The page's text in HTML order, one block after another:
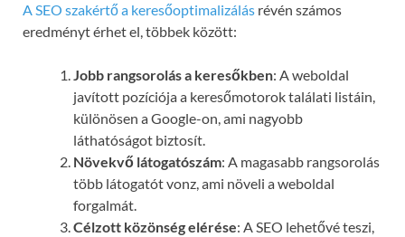
A SEO szakértő a keresőoptimalizálás révén számos
eredményt érhet el, többek között:
Jobb rangsorolás a keresőkben: A weboldal
javított pozíciója a keresőmotorok találati listáin,
különösen a Google-on, ami nagyobb
láthatóságot biztosít.
Növekvő látogatószám: A magasabb rangsorolás
több látogatót vonz, ami növeli a weboldal
forgalmát.
Célzott közönség elérése: A SEO lehetővé teszi,